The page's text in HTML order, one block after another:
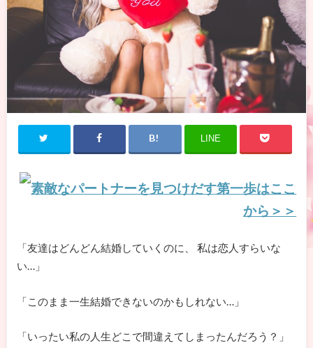
LINE
素敵なパートナーを見つけだす第一歩はここ
から＞＞
「友達はどんどん結婚していくのに、 私は恋人すらいな
い…」
「このまま一生結婚できないのかもしれない…」
「いったい私の人生どこで間違えてしまったんだろう？」